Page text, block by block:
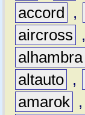
accord
,
aircross
,
alhambra
altauto ,
amarok ,